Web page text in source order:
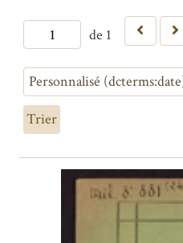
de 1
Trier